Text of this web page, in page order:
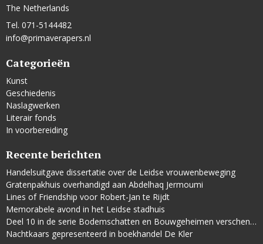
The Netherlands
Tel. 071-5144482
info@primaverapers.nl
Categorieën
Kunst
Geschiedenis
Naslagwerken
Literair fonds
In voorbereiding
Recente berichten
Handelsuitgave dissertatie over de Leidse vrouwenbeweging
Gratenpakhuis overhandigd aan Abdelhaq Jermoumi
Lines of Friendship voor Robert-Jan te Rijdt
Memorabele avond in het Leidse stadhuis
Deel 10 in de serie Bodemschatten en Bouwgeheimen verschenen
Nachtkaars gepresenteerd in boekhandel De Kler